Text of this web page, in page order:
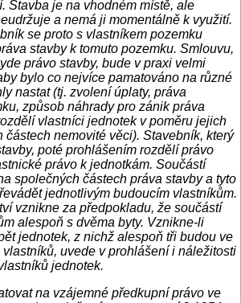
Stavba je na vhodném místě, ale
a nemá ji momentálně k využití.
se proto s vlastníkem pozemku
stavby k tomuto pozemku. Smlouvu,
právo stavby, bude v praxi velmi
bylo co nejvíce pamatováno na různé
nastat (tj. zvolení úplaty, práva
způsob náhrady pro zánik práva
vlastníci jednotek v poměru jejich
částech nemovité věci). Stavebník, který
poté prohlášením rozdělí právo
právo k jednotkám. Součástí
společných částech práva stavby a tyto
jednotlivým budoucím vlastníkům.
vznikne za předpokladu, že součástí
alespoň s dvěma byty. Vznikne‑li
jednotek, z nichž alespoň tři budou ve
uvede v prohlášení i náležitosti
jednotek.
na vzájemné předkupní právo ve